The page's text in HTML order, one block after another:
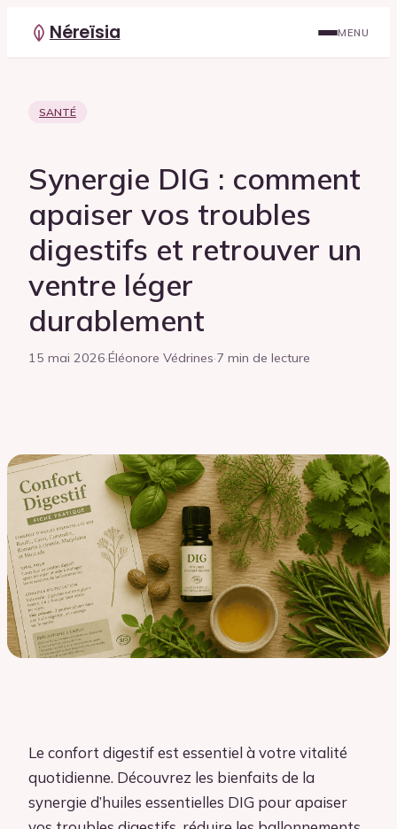
Néreïsia MENU
SANTÉ
Synergie DIG : comment
apaiser vos troubles
digestifs et retrouver un
ventre léger
durablement
15 mai 2026·Éléonore Védrines·7 min de lecture
Le confort digestif est essentiel à votre vitalité
quotidienne. Découvrez les bienfaits de la
synergie d’huiles essentielles DIG pour apaiser